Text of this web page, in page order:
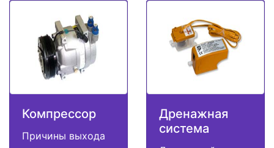
Компрессор
Причины выхода
Дренажная
система